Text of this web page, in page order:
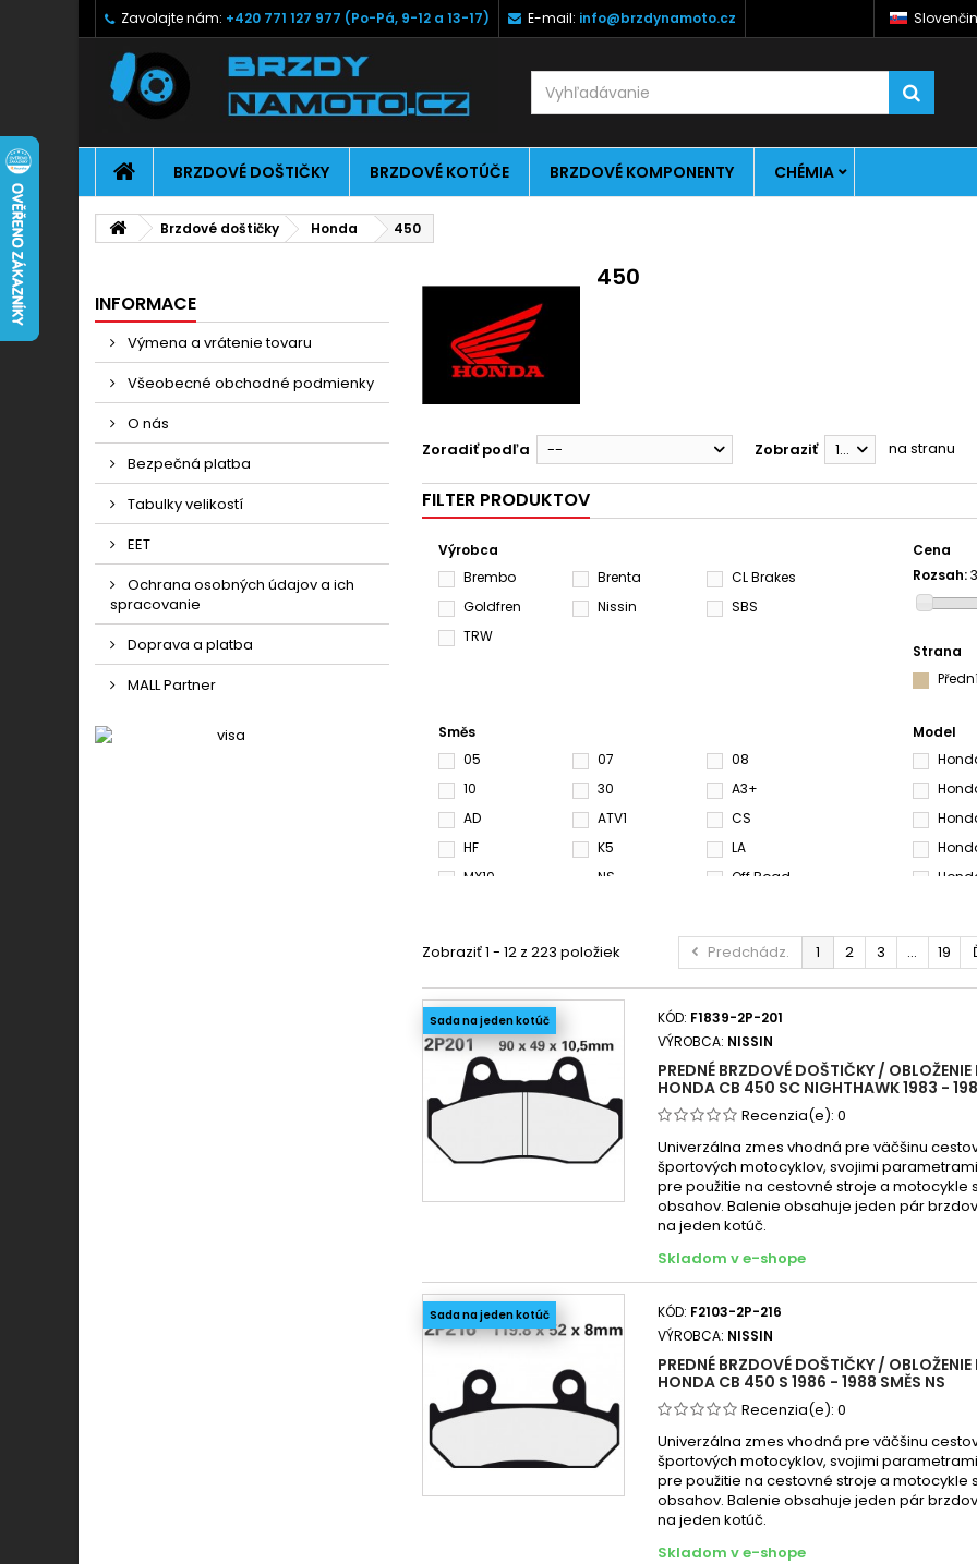
Zavolajte nám: +420 771 127 977 (Po-Pá, 9-12 a 13-17) E-mail: info@brzdynamoto.cz
BRZDOVÉ DOŠTIČKY BRZDOVÉ KOTÚČE BRZDOVÉ KOMPONENTY CHÉMIA
Brzdové doštičky Honda 450
INFORMACE
Výmena a vrátenie tovaru
Všeobecné obchodné podmienky
O nás
Bezpečná platba
Tabulky velikostí
EET
Ochrana osobných údajov a ich
spracovanie
Doprava a platba
MALL Partner
450
Zoradiť podľa -- Zobraziť 12 na stranu
FILTER PRODUKTOV
Výrobca
Brembo
Brenta
CL Brakes
Goldfren
Nissin
SBS
TRW
Cena
Rozsah:
Strana
Směs
05
07
08
10
30
A3+
AD
ATV1
CS
HF
K5
LA
MX10
NS
Off Road
SD
SP
SS
ST
SX
TT
Model
Predchádz. 1 2 3 ... 19
Zobraziť 1 - 12 z 223 položiek
Sada na jeden kotúč KÓD: F1839-2P-201
VÝROBCA: NISSIN
PREDNÉ BRZDOVÉ DOŠTIČKY / OBLOŽENIE
HONDA CB 450 SC NIGHTHAWK 1983 -
Recenzia(e): 0
Univerzálna zmes vhodná pre väčšinu
športových motocyklov, svojimi
pre použitie na cestovné stroje a motocykle
obsahov. Balenie obsahuje jeden pár
na jeden kotúč.
Skladom v e-shope
Sada na jeden kotúč KÓD: F2103-2P-216
VÝROBCA: NISSIN
PREDNÉ BRZDOVÉ DOŠTIČKY / OBLOŽENIE
HONDA CB 450 S 1986 - 1988 SMĚS NS
Recenzia(e): 0
Univerzálna zmes vhodná pre väčšinu
športových motocyklov, svojimi
pre použitie na cestovné stroje a motocykle
obsahov. Balenie obsahuje jeden pár
na jeden kotúč.
Skladom v e-shope